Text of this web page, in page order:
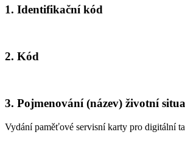
1. Identifikační kód
2. Kód
3. Pojmenování (název) životní
Vydání paměťové servisní karty pro digitální